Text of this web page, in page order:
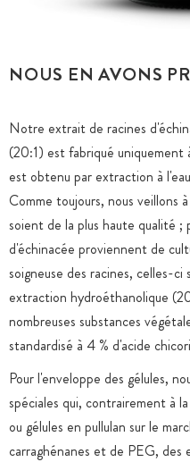
NOUS EN AVONS
Notre extrait de racines
(20:1) est fabriqué
est obtenu par extraction à
Comme toujours, nous veillons
soient de la plus haute qualité
d'échinacée proviennent de
soigneuse des racines, celles-
extraction hydroéthanolique
nombreuses substances
standardisé à 4 % d'acide
Pour l'enveloppe des gélules,
spéciales qui, contrairement à
ou gélules en pullulan sur le
carraghénanes et de PEG,